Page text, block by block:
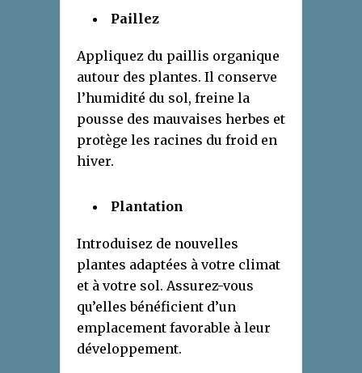
Paillez
Appliquez du paillis organique
autour des plantes. Il conserve
l’humidité du sol, freine la
pousse des mauvaises herbes et
protège les racines du froid en
hiver.
Plantation
Introduisez de nouvelles
plantes adaptées à votre climat
et à votre sol. Assurez-vous
qu’elles bénéficient d’un
emplacement favorable à leur
développement.